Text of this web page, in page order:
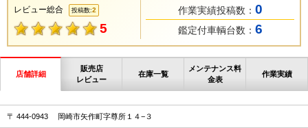
レビュー総合 投稿数:2
5
作業実績投稿数： 0
鑑定付車輌台数： 6
店舗詳細
販売店
レビュー
在庫一覧
メンテナンス料
金表
作業実績
〒 444-0943 岡崎市矢作町字尊所１４−３